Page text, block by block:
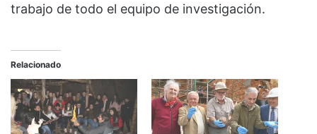
trabajo de todo el equipo de investigación.
Relacionado